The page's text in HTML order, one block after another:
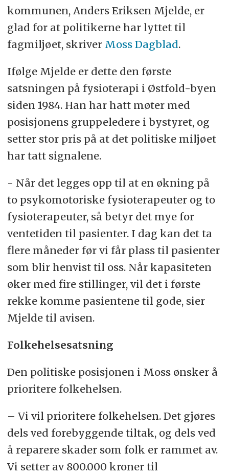
kommunen, Anders Eriksen Mjelde, er
glad for at politikerne har lyttet til
fagmiljøet, skriver Moss Dagblad.
Ifølge Mjelde er dette den første
satsningen på fysioterapi i Østfold-byen
siden 1984. Han har hatt møter med
posisjonens gruppeledere i bystyret, og
setter stor pris på at det politiske miljøet
har tatt signalene.
- Når det legges opp til at en økning på
to psykomotoriske fysioterapeuter og to
fysioterapeuter, så betyr det mye for
ventetiden til pasienter. I dag kan det ta
flere måneder før vi får plass til pasienter
som blir henvist til oss. Når kapasiteten
øker med fire stillinger, vil det i første
rekke komme pasientene til gode, sier
Mjelde til avisen.
Folkehelsesatsning
Den politiske posisjonen i Moss ønsker å
prioritere folkehelsen.
– Vi vil prioritere folkehelsen. Det gjøres
dels ved forebyggende tiltak, og dels ved
å reparere skader som folk er rammet av.
Vi setter av 800.000 kroner til